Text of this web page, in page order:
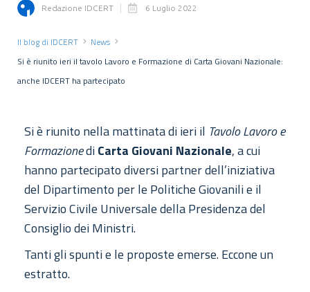
Redazione IDCERT 6 Luglio 2022
Il blog di IDCERT
News
Si è riunito ieri il tavolo Lavoro e Formazione di Carta Giovani Nazionale:
anche IDCERT ha partecipato
Si è riunito nella mattinata di ieri il Tavolo Lavoro e
FormazionediCarta Giovani Nazionale, a cui
hanno partecipato diversi partner dell’iniziativa
del Dipartimento per le Politiche Giovanili e il
Servizio Civile Universale della Presidenza del
Consiglio dei Ministri.
Tanti gli spunti e le proposte emerse. Eccone un
estratto.